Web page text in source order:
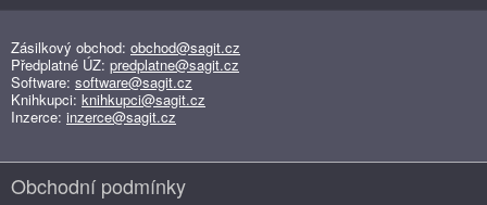
Zásilkový obchod: obchod@sagit.cz
Předplatné ÚZ: predplatne@sagit.cz
Software: software@sagit.cz
Knihkupci: knihkupci@sagit.cz
Inzerce: inzerce@sagit.cz
Obchodní podmínky